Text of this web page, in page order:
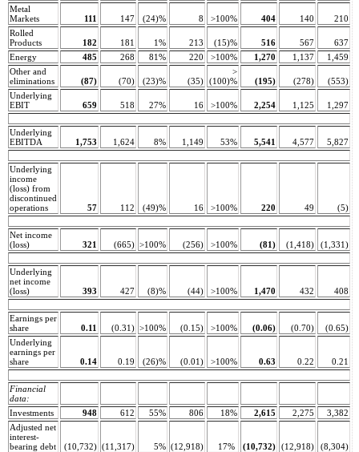
Metal
Markets
111 147 (24)% 8 >100% 404 140
210
Rolled
Products
182 181 1% 213 (15)% 516 567
637
Energy
485 268 81% 220 >100% 1,270 1,137
1,459
Other and
eliminations
(87) (70) (23)% (35)
>
(100)%
(195) (278)
(553)
Underlying
EBIT
659 518 27% 16 >100% 2,254 1,125 1,297
Underlying
EBITDA
1,753 1,624 8% 1,149 53% 5,541 4,577 5,827
Underlying
income
(loss) from
discontinued
operations
57 112 (49)% 16 >100% 220 49 (5)
Net income
(loss)
321 (665) >100% (256) >100% (81) (1,418) (1,331)
Underlying
net income
(loss)
393 427 (8)% (44) >100% 1,470 432 408
Earnings per
share
0.11 (0.31) >100% (0.15) >100% (0.06) (0.70)
(0.65)
Underlying
earnings per
share
0.14 0.19 (26)% (0.01) >100% 0.63 0.22 0.21
Financial
data:
Investments
948 612 55% 806 18% 2,615 2,275
3,382
Adjusted net
interest-
bearing debt
(10,732) (11,317) 5% (12,918) 17% (10,732) (12,918) (8,304)